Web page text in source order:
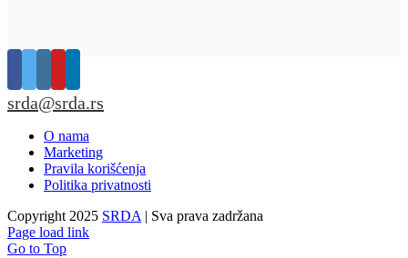
srda@srda.rs
O nama
Marketing
Pravila korišćenja
Politika privatnosti
Copyright 2025 SRDA | Sva prava zadržana
Page load link
Go to Top